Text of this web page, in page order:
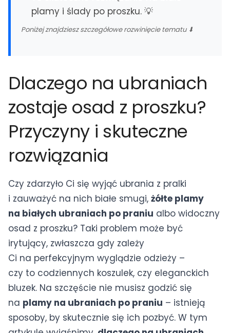
Białystok
Olsztyn
Zielona Góra
plamy i ślady po proszku. 💡
Poniżej znajdziesz szczegółowe rozwinięcie tematu ⬇
Dlaczego na ubraniach
zostaje osad z proszku?
Przyczyny i skuteczne
rozwiązania
Czy zdarzyło Ci się wyjąć ubrania z pralki
i zauważyć na nich białe smugi, żółte plamy
na białych ubraniach po praniu albo widoczny
osad z proszku? Taki problem może być
irytujący, zwłaszcza gdy zależy
Ci na perfekcyjnym wyglądzie odzieży –
czy to codziennych koszulek, czy eleganckich
bluzek. Na szczęście nie musisz godzić się
na plamy na ubraniach po praniu – istnieją
sposoby, by skutecznie się ich pozbyć. W tym